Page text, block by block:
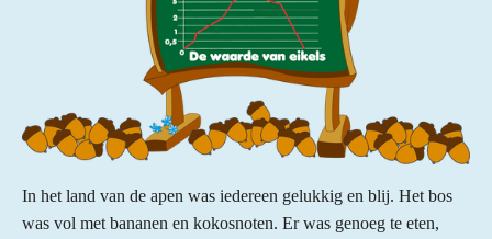
In het land van de apen was iedereen gelukkig en blij. Het bos
was vol met bananen en kokosnoten. Er was genoeg te eten,